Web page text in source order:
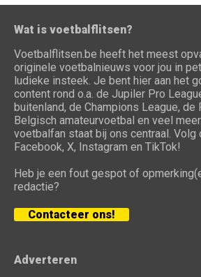
Wat is voetbalflitsen?
Voetbalflitsen.be heeft het meest
originele voetbalnieuws voor jou in
ludieke insteek. Je bent hier aan het
content rond o.a. de Jupiler Pro
buitenland, de Champions League, de
Belgisch amateurvoetbal en veel
voetbalfan staat bij ons centraal. Volg
Facebook, X, Instagram en TikTok!
Heb je een fout gespot of
redactie?
Contacteer ons!
Adverteren